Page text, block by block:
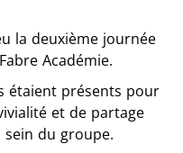
la deuxième journée
Académie.
étaient présents pour
et de partage
du groupe.